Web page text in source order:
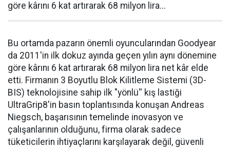
göre kârını 6 kat artırarak 68 milyon lira...
Bu ortamda pazarın önemli oyuncularından Goodyear
da 2011'in ilk dokuz ayında geçen yılın aynı dönemine
göre kârını 6 kat artırarak 68 milyon lira net kâr elde
etti. Firmanın 3 Boyutlu Blok Kilitleme Sistemi (3D-
BIS) teknolojisine sahip ilk "yönlü'' kış lastiği
UltraGrip8'in basın toplantısında konuşan Andreas
Niegsch, başarısının temelinde inovasyon ve
çalışanlarının olduğunu, firma olarak sadece
tüketicilerin ihtiyaçlarını karşılayarak değil, güvenli